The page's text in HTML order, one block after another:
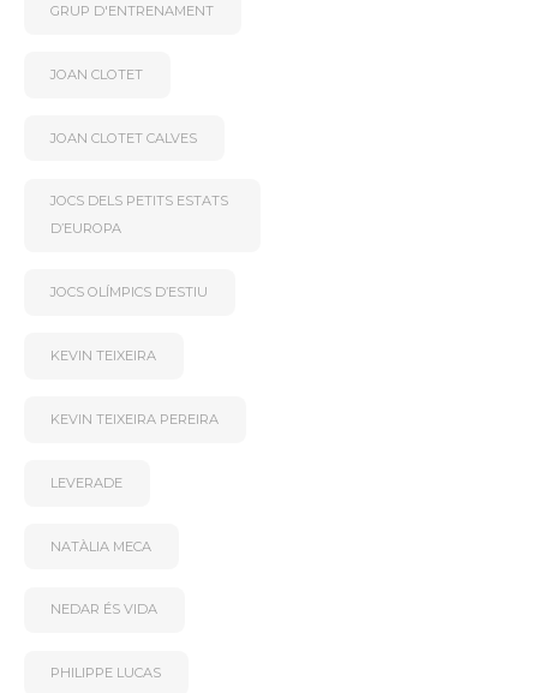
GRUP D'ENTRENAMENT
JOAN CLOTET
JOAN CLOTET CALVES
JOCS DELS PETITS ESTATS
D’EUROPA
JOCS OLÍMPICS D’ESTIU
KEVIN TEIXEIRA
KEVIN TEIXEIRA PEREIRA
LEVERADE
NATÀLIA MECA
NEDAR ÉS VIDA
PHILIPPE LUCAS